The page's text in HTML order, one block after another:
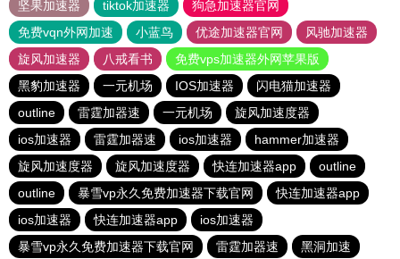
坚果加速器
tiktok加速器
狗急加速器官网
免费vqn外网加速
小蓝鸟 优途加速器官网
风驰加速器
旋风加速器
八戒看书
免费vps加速器外网苹果版
黑豹加速器
一元机场 IOS加速器
闪电猫加速器
outline
雷霆加器速 一元机场
旋风加速度器
ios加速器
雷霆加器速 ios加速器
hammer加速器
旋风加速度器
旋风加速度器 快连加速器app
outline
outline
暴雪vp永久免费加速器下载官网
快连加速器app
ios加速器
快连加速器app
ios加速器
暴雪vp永久免费加速器下载官网
雷霆加器速 黑洞加速